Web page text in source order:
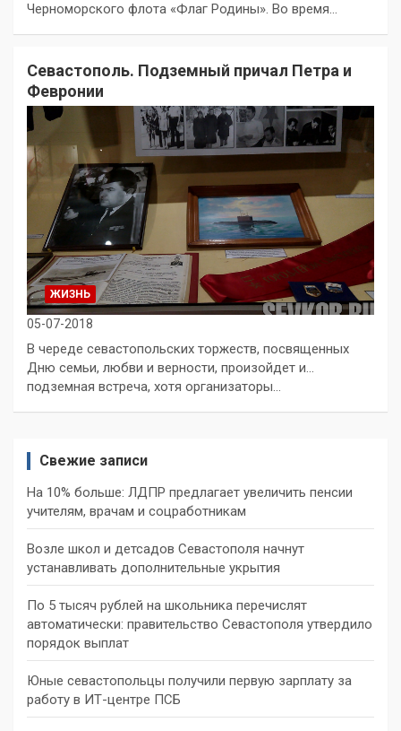
Черноморского флота «Флаг Родины». Во время…
Севастополь. Подземный причал Петра и
Февронии
ЖИЗНЬ
05-07-2018
В череде севастопольских торжеств, посвященных
Дню семьи, любви и верности, произойдет и…
подземная встреча, хотя организаторы…
Свежие записи
На 10% больше: ЛДПР предлагает увеличить пенсии
учителям, врачам и соцработникам
Возле школ и детсадов Севастополя начнут
устанавливать дополнительные укрытия
По 5 тысяч рублей на школьника перечислят
автоматически: правительство Севастополя утвердило
порядок выплат
Юные севастопольцы получили первую зарплату за
работу в ИТ-центре ПСБ